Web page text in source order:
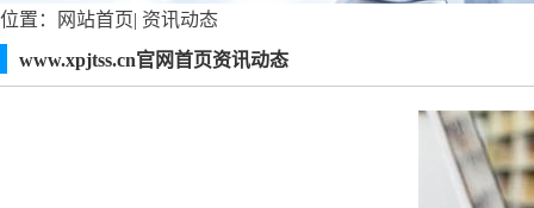
位置： 网站首页| 资讯动态
www.xpjtss.cn官网首页资讯动态